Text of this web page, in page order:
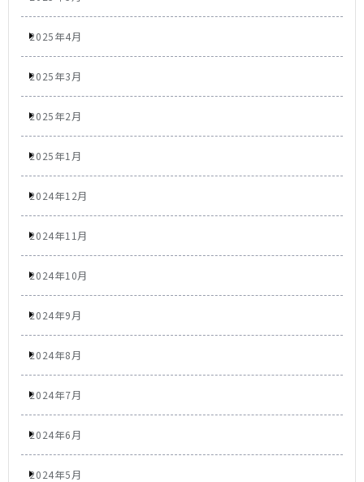
2025年4月
2025年3月
2025年2月
2025年1月
2024年12月
2024年11月
2024年10月
2024年9月
2024年8月
2024年7月
2024年6月
2024年5月